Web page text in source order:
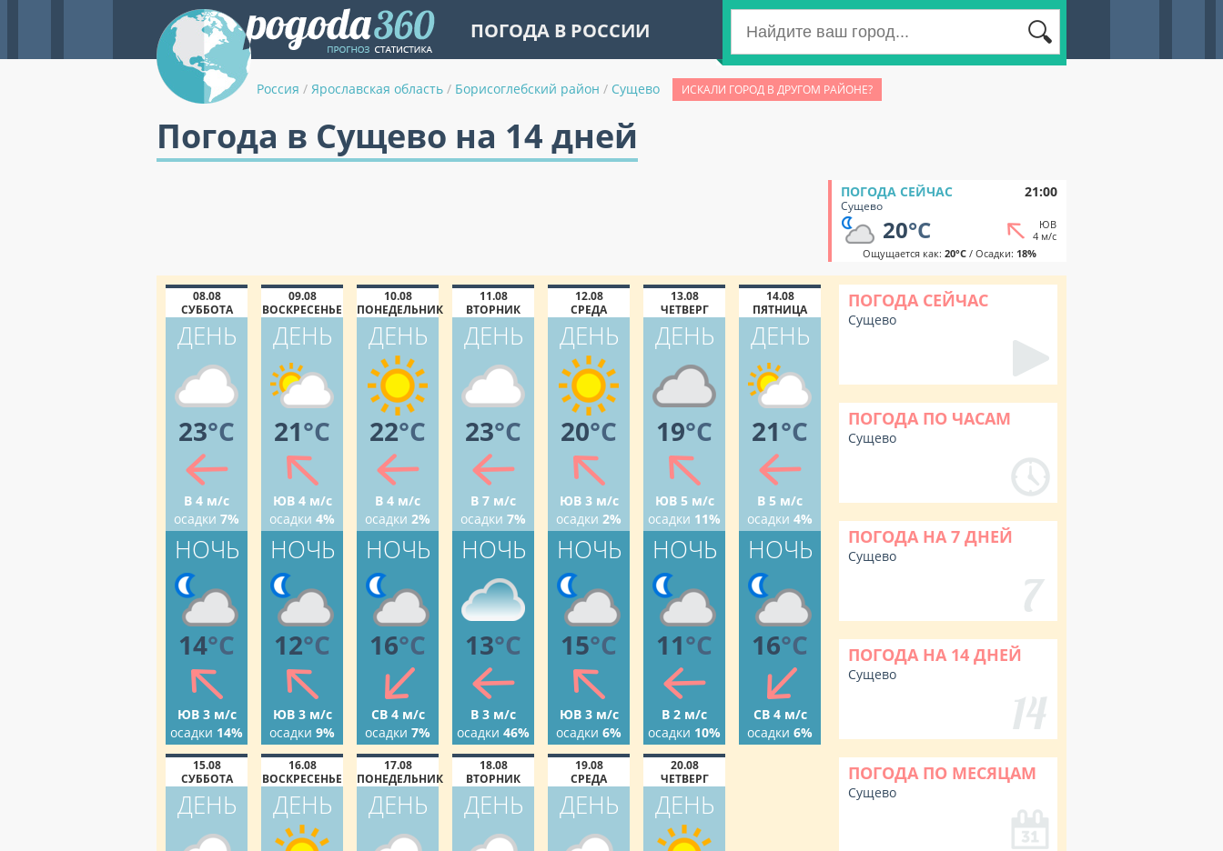
ПОГОДА В РОССИИ
Россия / Ярославская область / Борисоглебский район / Сущево ИСКАЛИ ГОРОД В ДРУГОМ РАЙОНЕ?
Погода в Сущево на 14 дней
ПОГОДА СЕЙЧАС 21:00
Сущево
20°C
ЮВ
4 м/с
Ощущается как: 20°C/ Осадки: 18%
08.08
СУББОТА
ДЕНЬ
23°C
В 4 м/с
осадки 7%
НОЧЬ
14°C
ЮВ 3 м/с
осадки 14%
09.08
ВОСКРЕСЕНЬЕ
ДЕНЬ
21°C
ЮВ 4 м/с
осадки 4%
НОЧЬ
12°C
ЮВ 3 м/с
осадки 9%
10.08
ПОНЕДЕЛЬНИК
ДЕНЬ
22°C
В 4 м/с
осадки 2%
НОЧЬ
16°C
СВ 4 м/с
осадки 7%
11.08
ВТОРНИК
ДЕНЬ
23°C
В 7 м/с
осадки 7%
НОЧЬ
13°C
В 3 м/с
осадки 46%
12.08
СРЕДА
ДЕНЬ
20°C
ЮВ 3 м/с
осадки 2%
НОЧЬ
15°C
ЮВ 3 м/с
осадки 6%
13.08
ЧЕТВЕРГ
ДЕНЬ
19°C
ЮВ 5 м/с
осадки 11%
НОЧЬ
11°C
В 2 м/с
осадки 10%
14.08
ПЯТНИЦА
ДЕНЬ
21°C
В 5 м/с
осадки 4%
НОЧЬ
16°C
СВ 4 м/с
осадки 6%
15.08
СУББОТА
ДЕНЬ
16.08
ВОСКРЕСЕНЬЕ
ДЕНЬ
17.08
ПОНЕДЕЛЬНИК
ДЕНЬ
18.08
ВТОРНИК
ДЕНЬ
19.08
СРЕДА
ДЕНЬ
20.08
ЧЕТВЕРГ
ДЕНЬ
ПОГОДА СЕЙЧАС
Сущево
ПОГОДА ПО ЧАСАМ
Сущево
ПОГОДА НА 7 ДНЕЙ
Сущево
ПОГОДА НА 14 ДНЕЙ
Сущево
ПОГОДА ПО МЕСЯЦАМ
Сущево